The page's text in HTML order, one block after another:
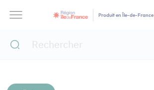
Produit en Île-de-France